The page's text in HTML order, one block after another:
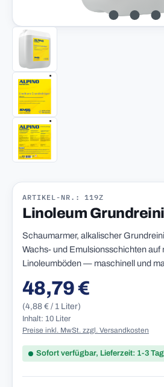
ARTIKEL-NR.: 119Z
Linoleum
Schaumarmer, alkalischer
Wachs- und Emulsionsschichten auf
Linoleumböden — maschinell und
Regulärer Preis:
48,79 €
(4,88 € / 1 Liter)
Inhalt: 10 Liter
Preise inkl. MwSt. zzgl. Versandkosten
Sofort verfügbar, Lieferzeit: 1-3